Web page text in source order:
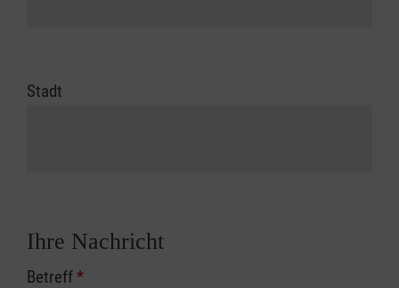
Stadt
Ihre Nachricht
Betreff*